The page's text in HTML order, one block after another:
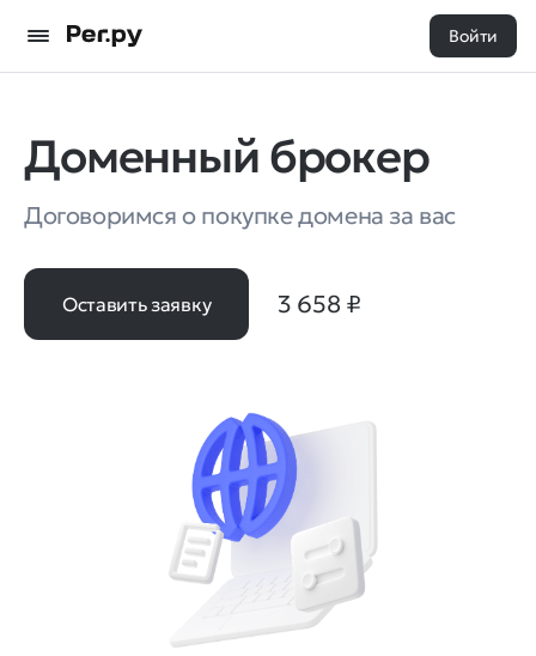
Войти
Доменный брокер
Договоримся о покупке домена за вас
Оставить заявку 3 658 ₽